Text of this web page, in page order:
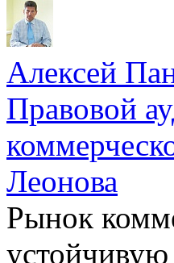
Алексей
Правовой
Леонова
Рынок
устойчивую